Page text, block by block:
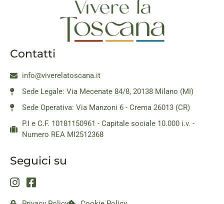
Contatti
info@viverelatoscana.it
Sede Legale: Via Mecenate 84/8, 20138 Milano (MI)
Sede Operativa: Via Manzoni 6 - Crema 26013 (CR)
P.I e C.F. 10181150961 - Capitale sociale 10.000 i.v. -
Numero REA MI2512368
Seguici su